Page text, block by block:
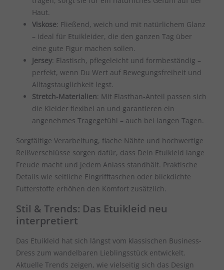
Haut.
Viskose: Fließend, weich und mit natürlichem Glanz
– ideal für Etuikleider, die den ganzen Tag über
eine gute Figur machen sollen.
Jersey: Elastisch, pflegeleicht und formbeständig –
perfekt, wenn Du Wert auf Bewegungsfreiheit und
Alltagstauglichkeit legst.
Stretch-Materialien: Mit Elasthan-Anteil passen sich
die Kleider flexibel an und garantieren ein
angenehmes Tragegefühl – auch bei langen Tagen.
Sorgfältige Verarbeitung, flache Nähte und hochwertige
Reißverschlüsse sorgen dafür, dass Dein Etuikleid lange
Freude macht und jedem Anlass standhält. Praktische
Details wie seitliche Eingrifftaschen oder blickdichte
Futterstoffe erhöhen den Komfort zusätzlich.
Stil & Trends: Das Etuikleid neu
interpretiert
Das Etuikleid hat sich längst vom klassischen Business-
Dress zum wandelbaren Lieblingsstück entwickelt.
Aktuelle Trends zeigen, wie vielseitig sich das Design